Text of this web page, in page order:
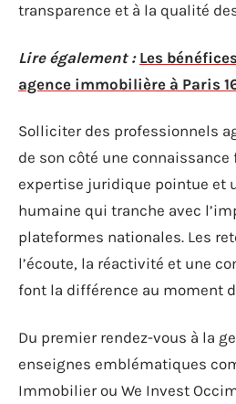
transparence et à la qualité
Lire également : Les
agence immobilière à Paris
Solliciter des professionnels
de son côté une
expertise juridique pointue et
humaine qui tranche avec
plateformes nationales. Les
l’écoute, la réactivité et une
font la différence au moment
Du premier rendez-vous à la
enseignes emblématiques
Immobilier ou We Invest